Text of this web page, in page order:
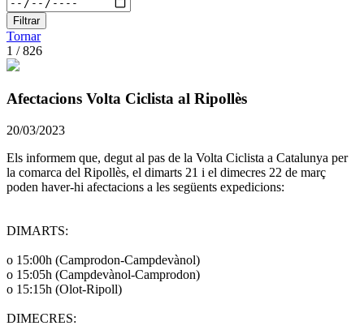
Filtrar
Tornar
1 / 826
Afectacions Volta Ciclista al Ripollès
20/03/2023
Els informem que, degut al pas de la Volta Ciclista a Catalunya per
la comarca del Ripollès, el dimarts 21 i el dimecres 22 de març
poden haver-hi afectacions a les següents expedicions:
DIMARTS:
o 15:00h (Camprodon-Campdevànol)
o 15:05h (Campdevànol-Camprodon)
o 15:15h (Olot-Ripoll)
DIMECRES: